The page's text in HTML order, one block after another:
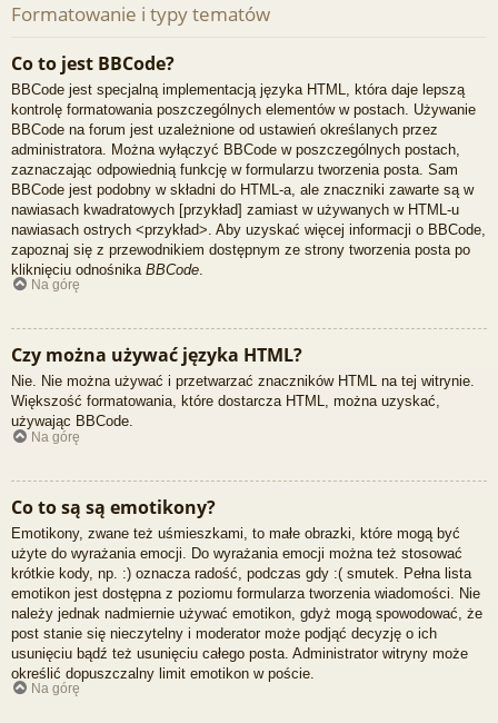
Formatowanie i typy tematów
Co to jest BBCode?
BBCode jest specjalną implementacją języka HTML, która daje lepszą
kontrolę formatowania poszczególnych elementów w postach. Używanie
BBCode na forum jest uzależnione od ustawień określanych przez
administratora. Można wyłączyć BBCode w poszczególnych postach,
zaznaczając odpowiednią funkcję w formularzu tworzenia posta. Sam
BBCode jest podobny w składni do HTML-a, ale znaczniki zawarte są w
nawiasach kwadratowych [przykład] zamiast w używanych w HTML-u
nawiasach ostrych <przykład>. Aby uzyskać więcej informacji o BBCode,
zapoznaj się z przewodnikiem dostępnym ze strony tworzenia posta po
kliknięciu odnośnika BBCode
Na górę
Czy można używać języka HTML?
Nie. Nie można używać i przetwarzać znaczników HTML na tej witrynie.
Większość formatowania, które dostarcza HTML, można uzyskać,
używając BBCode.
Na górę
Co to są są emotikony?
Emotikony, zwane też uśmieszkami, to małe obrazki, które mogą być
użyte do wyrażania emocji. Do wyrażania emocji można też stosować
krótkie kody, np. :) oznacza radość, podczas gdy :( smutek. Pełna lista
emotikon jest dostępna z poziomu formularza tworzenia wiadomości. Nie
należy jednak nadmiernie używać emotikon, gdyż mogą spowodować, że
post stanie się nieczytelny i moderator może podjąć decyzję o ich
usunięciu bądź też usunięciu całego posta. Administrator witryny może
określić dopuszczalny limit emotikon w poście.
Na górę